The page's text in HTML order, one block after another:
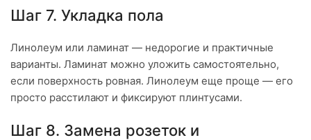
Шаг 7. Укладка пола
Линолеум или ламинат — недорогие и практичные
варианты. Ламинат можно уложить самостоятельно,
если поверхность ровная. Линолеум еще проще — его
просто расстилают и фиксируют плинтусами.
Шаг 8. Замена розеток и